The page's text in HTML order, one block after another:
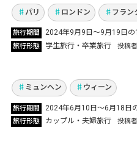
Vol.1110
パリ ロンドン フラン
旅行期間 2024年9月9日～9月19日の
旅行形態 学生旅行・卒業旅行 投稿
Vol.1039
海外旅行再開・第一弾
へ！ 夫婦で歴史的建造
ミュンヘン ウィーン
旅行期間 2024年6月10日〜6月18日
旅行形態 カップル・夫婦旅行 投稿